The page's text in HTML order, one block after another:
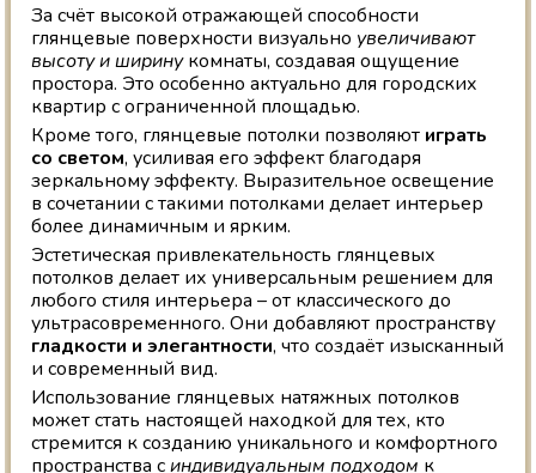
За счёт высокой отражающей способности
глянцевые поверхности визуально увеличивают
высоту и ширинукомнаты, создавая ощущение
простора. Это особенно актуально для городских
квартир с ограниченной площадью.
Кроме того, глянцевые потолки позволяют играть
со светом, усиливая его эффект благодаря
зеркальному эффекту. Выразительное освещение
в сочетании с такими потолками делает интерьер
более динамичным и ярким.
Эстетическая привлекательность глянцевых
потолков делает их универсальным решением для
любого стиля интерьера – от классического до
ультрасовременного. Они добавляют пространству
гладкости и элегантности, что создаёт изысканный
и современный вид.
Использование глянцевых натяжных потолков
может стать настоящей находкой для тех, кто
стремится к созданию уникального и комфортного
пространства синдивидуальным подходом к